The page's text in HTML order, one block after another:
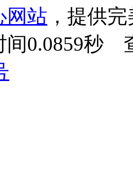
网站 ，提供
间0.0859